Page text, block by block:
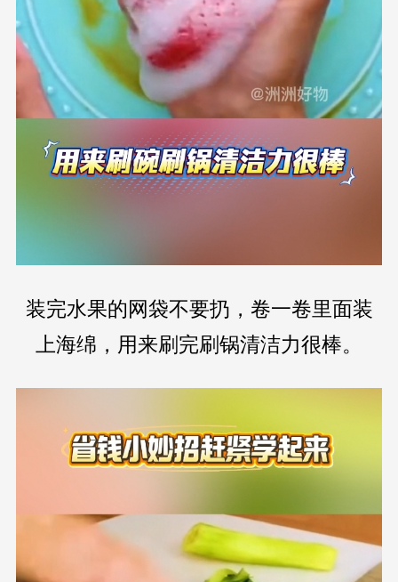
装完水果的网袋不要扔，卷一卷里面装
上海绵，用来刷完刷锅清洁力很棒。